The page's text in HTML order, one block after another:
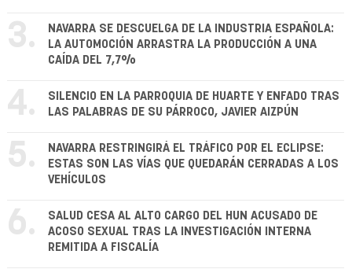
3.
NAVARRA SE DESCUELGA DE LA INDUSTRIA ESPAÑOLA:
LA AUTOMOCIÓN ARRASTRA LA PRODUCCIÓN A UNA
CAÍDA DEL 7,7%
4.
SILENCIO EN LA PARROQUIA DE HUARTE Y ENFADO TRAS
LAS PALABRAS DE SU PÁRROCO, JAVIER AIZPÚN
5.
NAVARRA RESTRINGIRÁ EL TRÁFICO POR EL ECLIPSE:
ESTAS SON LAS VÍAS QUE QUEDARÁN CERRADAS A LOS
VEHÍCULOS
6.
SALUD CESA AL ALTO CARGO DEL HUN ACUSADO DE
ACOSO SEXUAL TRAS LA INVESTIGACIÓN INTERNA
REMITIDA A FISCALÍA